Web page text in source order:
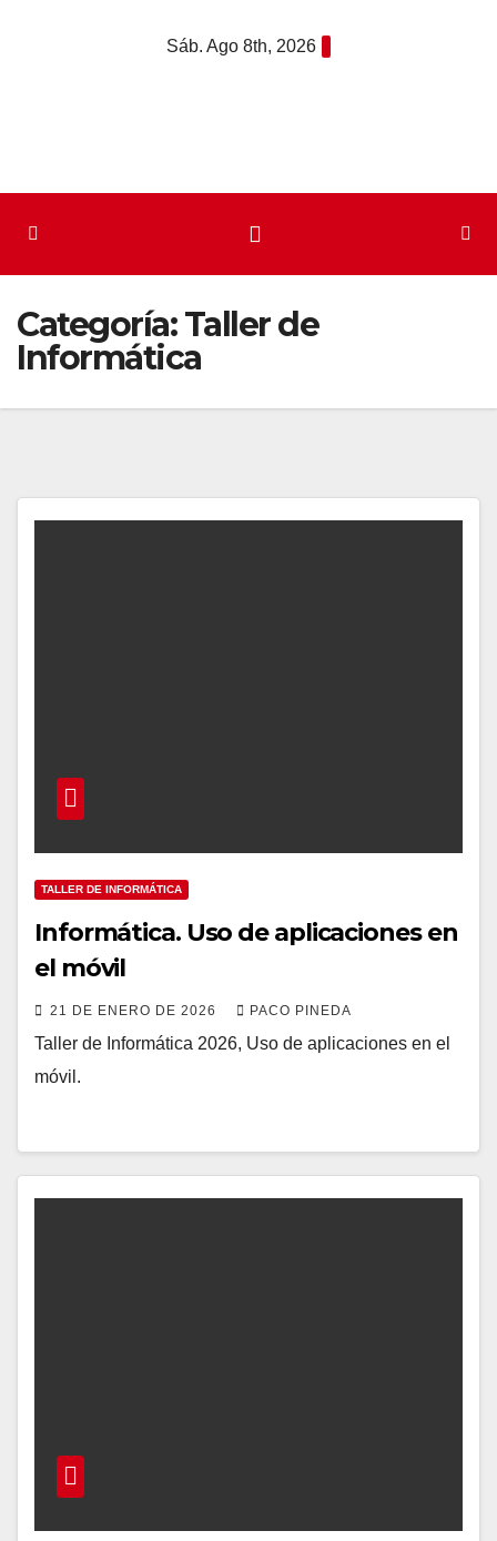
Sáb. Ago 8th, 2026
Categoría:Taller de
Informática
TALLER DE INFORMÁTICA
Informática. Uso de aplicaciones en
el móvil
21 DE ENERO DE 2026 PACO PINEDA
Taller de Informática 2026, Uso de aplicaciones en el
móvil.